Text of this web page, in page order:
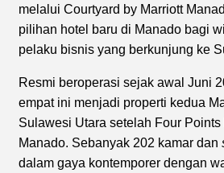
melalui Courtyard by Marriott
pilihan hotel baru di Manado bagi
pelaku bisnis yang berkunjung ke
Resmi beroperasi sejak awal Juni
empat ini menjadi properti kedua
Sulawesi Utara setelah Four Points
Manado. Sebanyak 202 kamar dan
dalam gaya kontemporer dengan